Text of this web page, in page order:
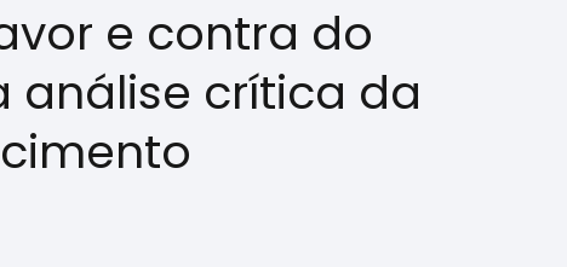
e contra do
análise crítica da